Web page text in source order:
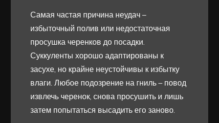
Самая частая причина неудач –
избыточный полив или недостаточная
просушка черенков до посадки.
Суккуленты хорошо адаптированы к
засухе, но крайне неустойчивы к избытку
влаги. Любое подозрение на гниль – повод
извлечь черенок, снова просушить и лишь
затем попытаться высадить его заново.